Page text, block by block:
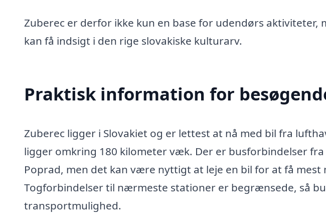
Zuberec er derfor ikke kun en base for udendørs aktiviteter,
kan få indsigt i den rige slovakiske kulturarv.
Praktisk information for
Zuberec ligger i Slovakiet og er lettest at nå med bil fra
ligger omkring 180 kilometer væk. Der er busforbindelser
Poprad, men det kan være nyttigt at leje en bil for at få
Togforbindelser til nærmeste stationer er begrænsede, så
transportmulighed.